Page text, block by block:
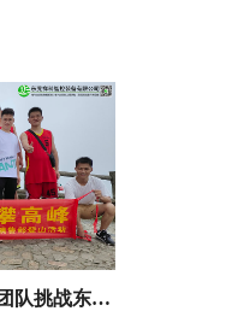
2021年7月3日祥科销售团队挑战东莞第一高峰-银瓶山